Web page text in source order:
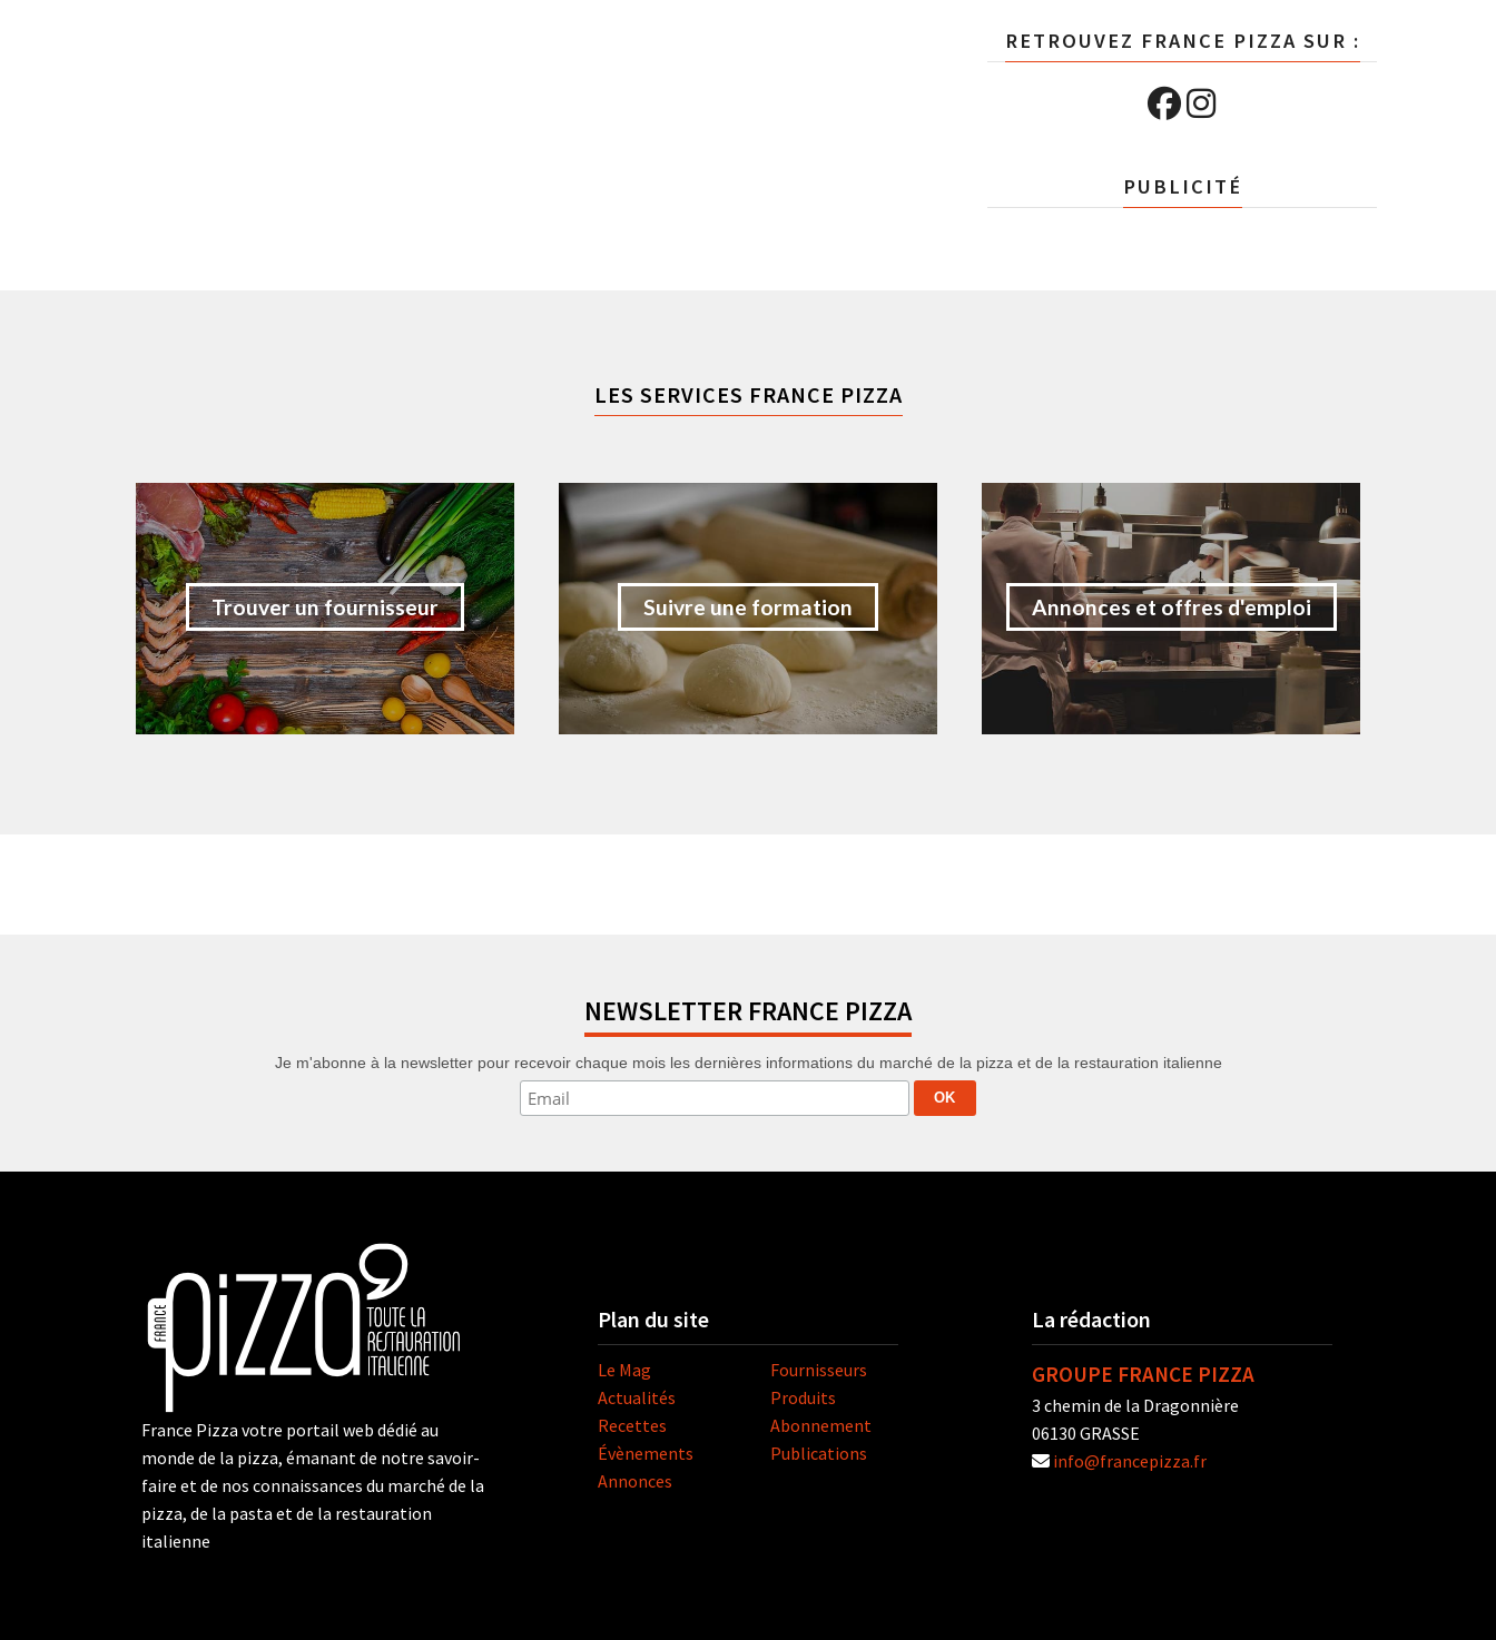
RETROUVEZ FRANCE PIZZA SUR :
PUBLICITÉ
LES SERVICES FRANCE PIZZA
Trouver un fournisseur Suivre une formation Annonces et offres d'emploi
NEWSLETTER FRANCE PIZZA
Je m'abonne à la newsletter pour recevoir chaque mois les dernières informations du marché de la pizza et de la restauration italienne
France Pizza votre portail web dédié au
monde de la pizza, émanant de notre savoir-
faire et de nos connaissances du marché de la
pizza, de la pasta et de la restauration
italienne
Plan du site
Le Mag
Actualités
Recettes
Évènements
Annonces
Fournisseurs
Produits
Abonnement
Publications
La rédaction
GROUPE FRANCE PIZZA
3 chemin de la Dragonnière
06130 GRASSE
info@francepizza.fr